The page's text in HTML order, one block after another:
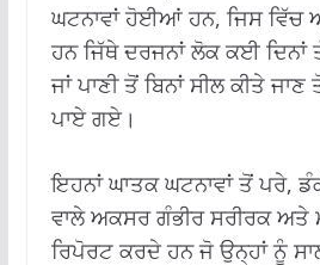
ਘਟਨਾਵਾਂ ਹੋਈਆਂ ਹਨ, ਜਿਸ ਵਿੱਚ
ਹਨ ਜਿੱਥੇ ਦਰਜਨਾਂ ਲੋਕ ਕਈ ਦਿਨਾਂ
ਜਾਂ ਪਾਣੀ ਤੋਂ ਬਿਨਾਂ ਸੀਲ ਕੀਤੇ
ਪਾਏ ਗਏ।
ਇਹਨਾਂ ਘਾਤਕ ਘਟਨਾਵਾਂ ਤੋਂ ਪਰੇ,
ਵਾਲੇ ਅਕਸਰ ਗੰਭੀਰ ਸਰੀਰਕ ਅਤੇ
ਰਿਪੋਰਟ ਕਰਦੇ ਹਨ ਜੋ ਉਨ੍ਹਾਂ ਨੂੰ